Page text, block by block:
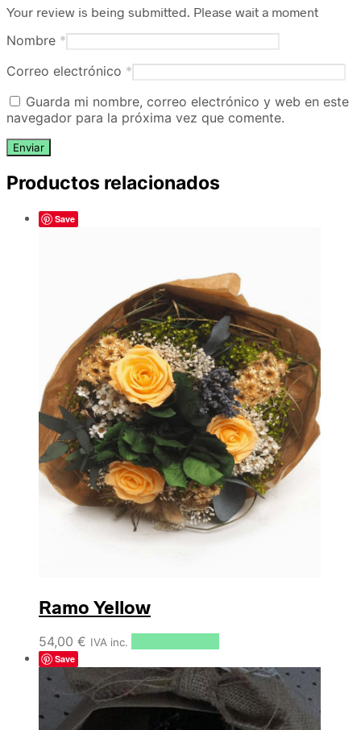
Your review is being submitted. Please wait a moment
Nombre *
Correo electrónico *
Guarda mi nombre, correo electrónico y web en este
navegador para la próxima vez que comente.
Productos relacionados
Save
Ramo Yellow
54,00 € IVA inc.
Save